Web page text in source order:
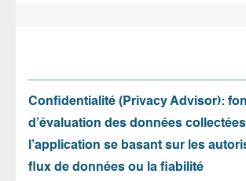
Confidentialité (Privacy Advisor):
d’évaluation des données
l’application se basant sur les
flux de données ou la fiabilité